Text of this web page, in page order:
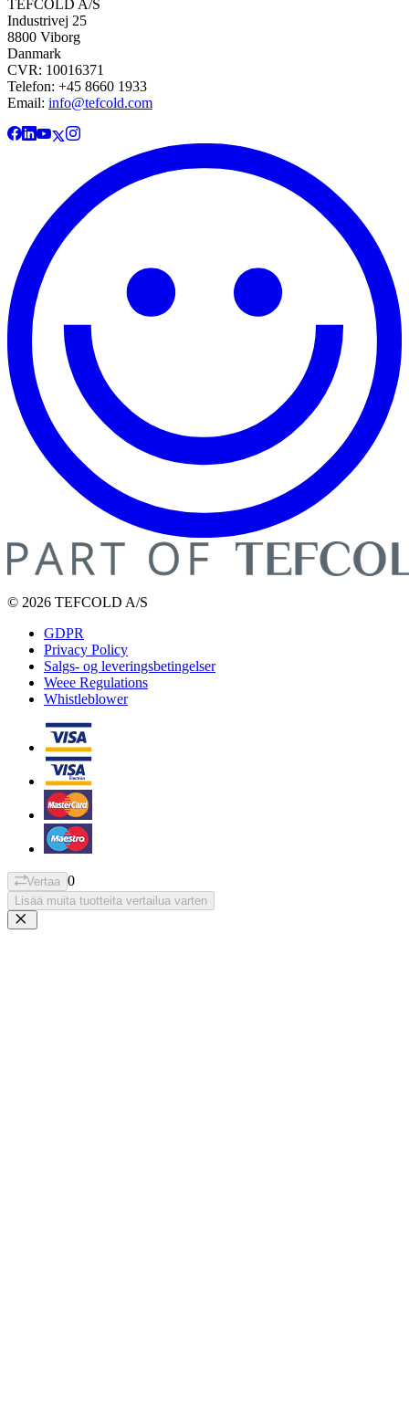
TEFCOLD A/S
Industrivej 25
8800 Viborg
Danmark
CVR: 10016371
Telefon: +45 8660 1933
Email: info@tefcold.com
© 2026 TEFCOLD A/S
GDPR
Privacy Policy
Salgs- og leveringsbetingelser
Weee Regulations
Whistleblower
Vertaa 0
Lisää muita tuotteita vertailua varten